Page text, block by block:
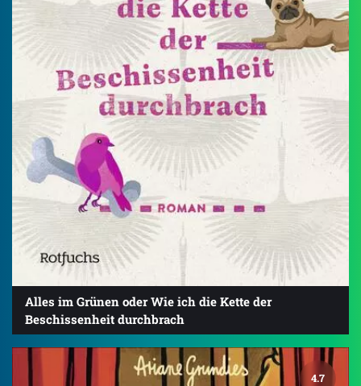
Alles im Grünen oder Wie ich die Kette der
Beschissenheit durchbrach
4.7